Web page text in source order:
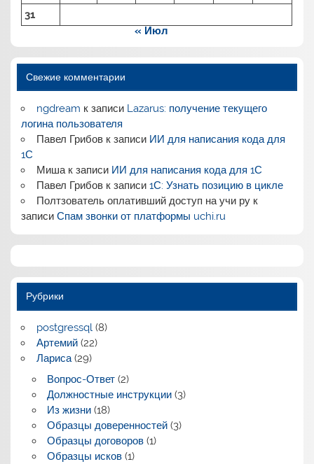
31
« Июл
Свежие комментарии
ngdream к записи Lazarus: получение текущего
логина пользователя
Павел Грибовк записи ИИ для написания кода для
1С
Мишак записи ИИ для написания кода для 1С
Павел Грибовк записи 1С: Узнать позицию в цикле
Полтзователь оплативший доступ на учи рук
записиСпам звонки от платформы uchi.ru
Рубрики
postgressql(8)
Артемий(22)
Лариса(29)
Вопрос-Ответ(2)
Должностные инструкции(3)
Из жизни(18)
Образцы доверенностей(3)
Образцы договоров(1)
Образцы исков(1)